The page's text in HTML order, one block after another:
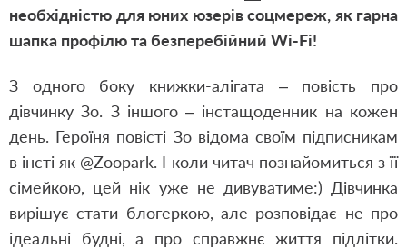
необхідністю для юних юзерів соцмереж, як гарна
шапка профілю та безперебійний Wi-Fi!
З одного боку книжки-алігата – повість про
дівчинку Зо. З іншого – інстащоденник на кожен
день. Героїня повісті Зо відома своїм підписникам
в інсті як @Zoopark. І коли читач познайомиться з її
сімейкою, цей нік уже не дивуватиме:) Дівчинка
вирішує стати блогеркою, але розповідає не про
ідеальні будні, а про справжнє життя підлітки.